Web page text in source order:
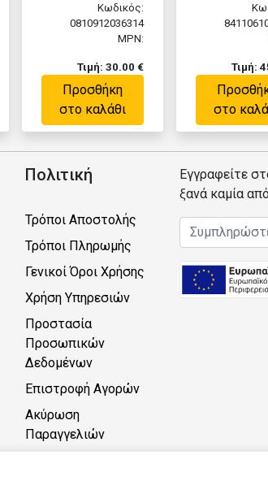
Κωδικός:
0810912036314
MPN:
Τιμή: 30.00 €
Προσθήκη
στο καλάθι
Τιμή:
στο
Πολιτική
Τρόποι Αποστολής
Τρόποι Πληρωμής
Γενικοί Όροι Χρήσης
Χρήση Υπηρεσιών
Προστασία
Προσωπικών
Δεδομένων
Επιστροφή Αγορών
Ακύρωση
Παραγγελιών
Εγγραφείτε
ξανά καμία
Email address